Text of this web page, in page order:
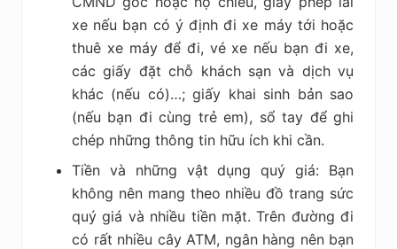
xe nếu bạn có ý định đi xe máy tới hoặc
thuê xe máy để đi, vé xe nếu bạn đi xe,
các giấy đặt chỗ khách sạn và dịch vụ
khác (nếu có)…; giấy khai sinh bản sao
(nếu bạn đi cùng trẻ em), sổ tay để ghi
chép những thông tin hữu ích khi cần.
Tiền và những vật dụng quý giá: Bạn
không nên mang theo nhiều đồ trang sức
quý giá và nhiều tiền mặt. Trên đường đi
có rất nhiều cây ATM, ngân hàng nên bạn